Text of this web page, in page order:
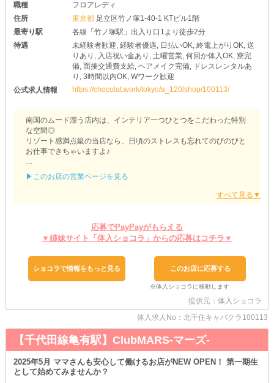
職種
フロアレディ
住所
東京都 足立区竹ノ塚1-40-1 KTビル1階
最寄り駅
各線「竹ノ塚駅」出入り口1より徒歩2分
待遇
未経験者歓迎, 経験者優遇, 日払いOK, 終電上がりOK, 送
りあり, 入店祝い金あり, 土曜営業, 何回か体入OK, 寮完
備, 面接交通費支給, ヘアメイク完備, ドレスレンタルあ
り, 3時間以内OK, Wワーク歓迎
公式求人情報
https://chocolat.work/tokyo/a_120/shop/100113/
南国のムード漂う店内は、インテリア一つひとつをこだわった特別
な空間◎
リゾート感満点級の当店なら、日頃のストレスも忘れてのびのびと
お仕事できちゃいますよ♪
時給面や待遇面などを最大限優遇します◎
面接時にこれまでのあなたの経験を教えてくださいね♪
「次の日も、本業がある」
「明日、絶対に外せない大事な予定が入っている」
そんな方でも大丈夫！
事前に伝えてくれれば、終電で帰宅できますよ◎
■面接交通費の支給あり■
遠方の方でも気軽にお店まで来ることができる嬉しいPOINTです！
詳細はお気軽にお問い合わせくださいね♥
体験入店は何回かすることができます！
《アジアンリゾート》の、店内の雰囲気や客層などをしっかりチェ
ックしちゃおう◎
▶このお店の営業ページを見る
応募でPayPayがもらえる
▼姉妹サイト「体入ショコラ」からの応募はコチラ▼
ショコラで情報をもっと見る このお店に応募する
提供元：体入ショコラ
体入求人No：北千住キャバクラ100113
【千代田線亀有駅】ClubMARS-マーズ-
2025年5月 ママさんも安心して働けるお店がNEW OPEN！ 第一期生
として始めてみませんか？